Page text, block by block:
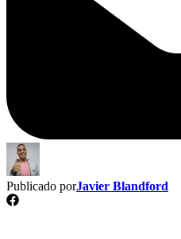
Publicado porJavier Blandford